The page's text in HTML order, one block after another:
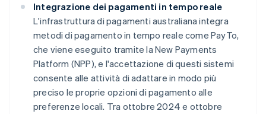
Integrazione dei pagamenti in tempo reale
L'infrastruttura di pagamenti australiana integra
metodi di pagamento in tempo reale come PayTo,
che viene eseguito tramite la New Payments
Platform (NPP), e l'accettazione di questi sistemi
consente alle attività di adattare in modo più
preciso le proprie opzioni di pagamento alle
preferenze locali. Tra ottobre 2024 e ottobre